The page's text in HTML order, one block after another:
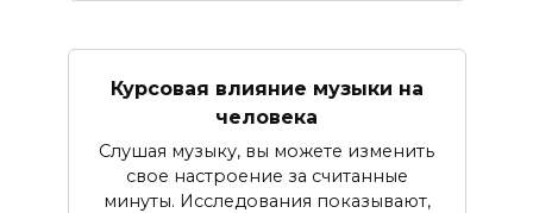
Курсовая влияние музыки на
человека
Слушая музыку, вы можете изменить
свое настроение за считанные
минуты. Исследования показывают,